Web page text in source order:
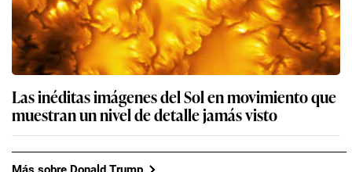
Las inéditas imágenes del Sol en movimiento que
muestran un nivel de detalle jamás visto